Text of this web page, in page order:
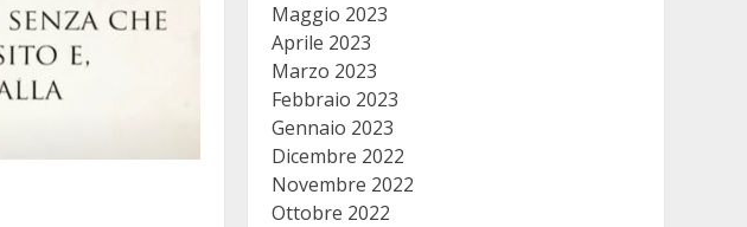
Maggio 2023
Aprile 2023
Marzo 2023
Febbraio 2023
Gennaio 2023
Dicembre 2022
Novembre 2022
Ottobre 2022